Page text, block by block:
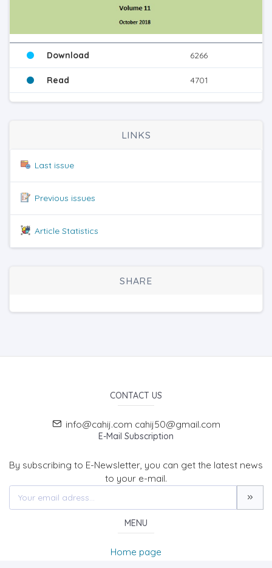
Download 6266
Read 4701
LINKS
Last issue
Previous issues
Article Statistics
SHARE
CONTACT US
info@cahij.com cahij50@gmail.com
E-Mail Subscription
By subscribing to E-Newsletter, you can get the latest news
to your e-mail.
MENU
Home page